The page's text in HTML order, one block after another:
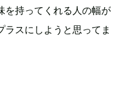
を持ってくれる人の幅が
スにしようと思ってま